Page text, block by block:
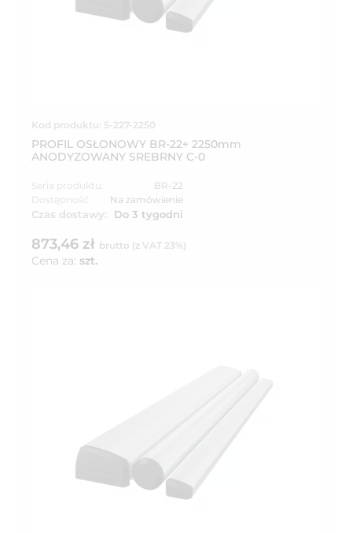
Kod produktu: 5-227-2250
PROFIL OSŁONOWY BR-22+ 2250mm
ANODYZOWANY SREBRNY C-0
Seria produktu:
BR-22
Dostępność:
Na zamówienie
Czas dostawy: Do 3 tygodni
873,46 zł brutto (z VAT 23%)
Cena za: szt.